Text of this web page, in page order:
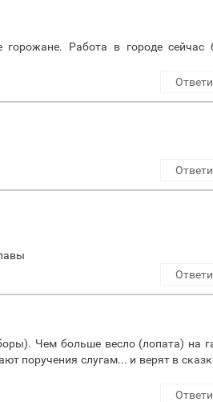
Работа в городе сейчас
Чем больше весло (лопата) на
поручения слугам... и верят в